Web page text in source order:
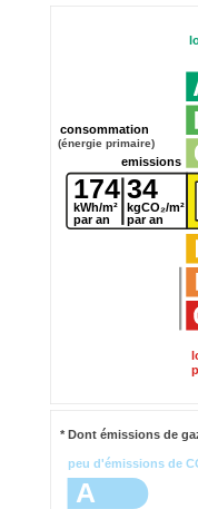
174
kWh/m²
par an
consommation
(énergie primaire)
34
kgCO₂/m²
par an
emissions
A
peu d'émissions de
* Dont émissions de